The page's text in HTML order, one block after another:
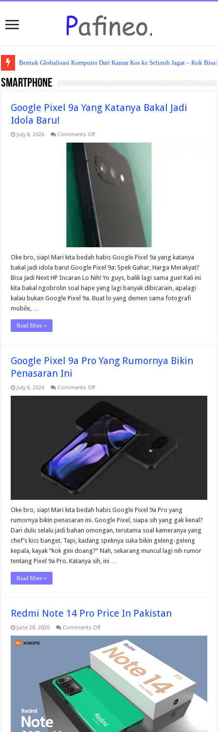
Bentuk Globalisasi Komputer Dari Kamar Kos ke Seluruh Jagat – Kok
Smartphone
Google Pixel 9a Yang Katanya Bakal Jadi
Idola Baru!
July 8, 2026 Comments Offon
Yang
Katanya
Bakal
Jadi
Oke bro, siap! Mari kita bedah habis Google Pixel 9a yang katanya
bakal jadi idola baru! Google Pixel 9a: Spek Gahar, Harga Merakyat?
Bisa Jadi Next HP Incaran Lo Nih! Yo guys, balik lagi sama gue! Kali ini
kita bakal ngobrolin soal hape yang lagi banyak dibicarain, apalagi
kalau bukan Google Pixel 9a. Buat lo yang demen sama fotografi
mobile, …
Read More »
Google Pixel 9a Pro Yang Rumornya Bikin
Penasaran Ini
July 6, 2026 Comments Offon
9a
Yang
Rumornya
Bikin
Penasaran
Ini
Oke bro, siap! Mari kita bedah habis Google Pixel 9a Pro yang
rumornya bikin penasaran ini. Google Pixel, siapa sih yang gak kenal?
Dari dulu selalu jadi bahan omongan, terutama soal kameranya yang
chef’s kiss banget. Tapi, kadang speknya suka bikin geleng-geleng
kepala, kayak “kok gini doang?” Nah, sekarang muncul lagi nih rumor
tentang Pixel 9a Pro. Katanya sih, ini …
Read More »
Redmi Note 14 Pro Price In Pakistan
June 28, 2026 Comments Offon
14
Pro
Price
In
Pakistan